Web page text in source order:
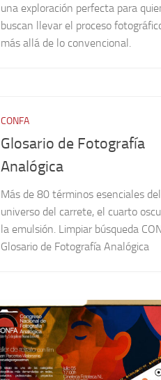
una exploración perfecta para
buscan llevar el proceso
más allá de lo convencional.
CONFA
Glosario de Fotografía
Analógica
Más de 80 términos esenciales del
universo del carrete, el cuarto
la emulsión. Limpiar búsqueda
Glosario de Fotografía Analógica